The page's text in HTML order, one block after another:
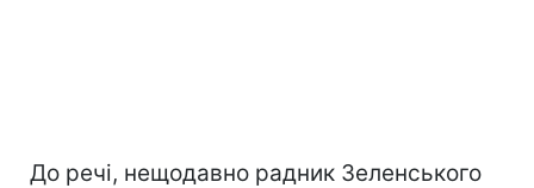
До речі, нещодавно радник Зеленського